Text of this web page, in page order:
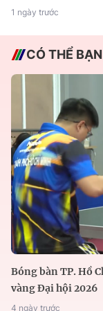
1 ngày trước
CÓ THỂ
Bóng bàn TP. Hồ
vàng Đại hội 2026
4 ngày trước